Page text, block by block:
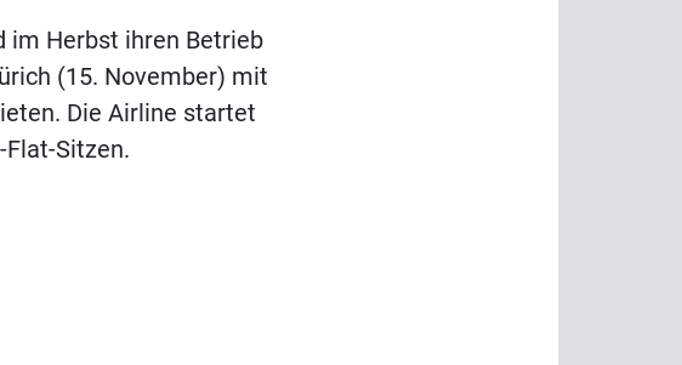
im Herbst ihren Betrieb
(15. November) mit
Die Airline startet
Sitzen.